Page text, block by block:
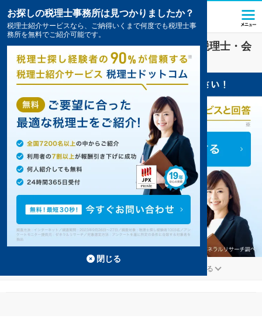
運輸・物流業界に強い日向市(宮崎県)の税理士・会
計事務所の一覧
もっと見る
お探しの税理士事務所は見つかりましたか？
税理士紹介サービスなら、ご納得いくまで何度でも税理士事
務所を無料でご紹介可能です。
閉じる